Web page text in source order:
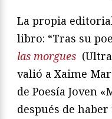
La propia
libro: “Tras su
las morgues
valió a Xaime
de Poesía Joven
después de